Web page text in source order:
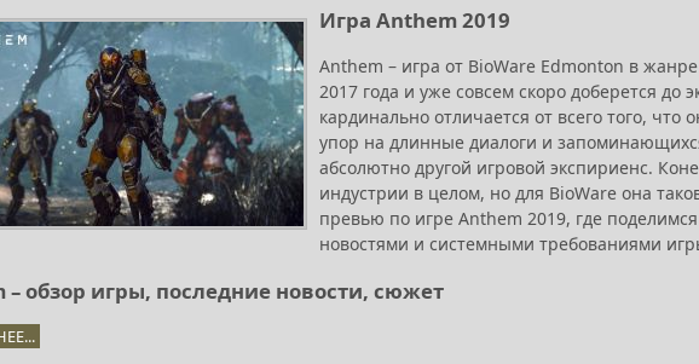
Игра Anthem 2019
Anthem – игра от BioWare Edmonton в
2017 года и уже совсем скоро доберется
кардинально отличается от всего того,
упор на длинные диалоги и
абсолютно другой игровой экспириенс.
индустрии в целом, но для BioWare она
превью по игре Anthem 2019, где
новостями и системными требованиями
– обзор игры, последние новости, сюжет